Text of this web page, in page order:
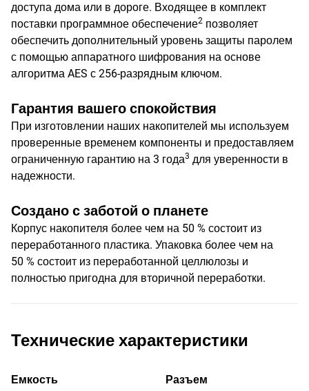
доступа дома или в дороге. Входящее в комплект
поставки программное обеспечение2 позволяет
обеспечить дополнительный уровень защиты паролем
с помощью аппаратного шифрования на основе
алгоритма AES с 256-разрядным ключом.
Гарантия вашего спокойствия
При изготовлении наших накопителей мы используем
проверенные временем компоненты и предоставляем
ограниченную гарантию на 3 года3 для уверенности в
надежности.
Создано с заботой о планете
Корпус накопителя более чем на 50 % состоит из
переработанного пластика. Упаковка более чем на
50 % состоит из переработанной целлюлозы и
полностью пригодна для вторичной переработки.
Технические характеристики
Емкость Разъем